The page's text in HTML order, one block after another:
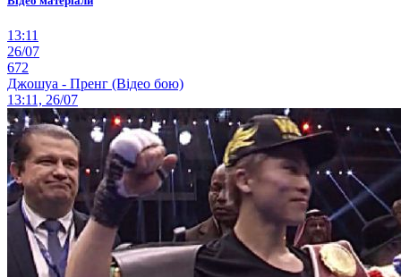
13:11
26/07
672
Джошуа - Пренг (Відео бою)
13:11, 26/07